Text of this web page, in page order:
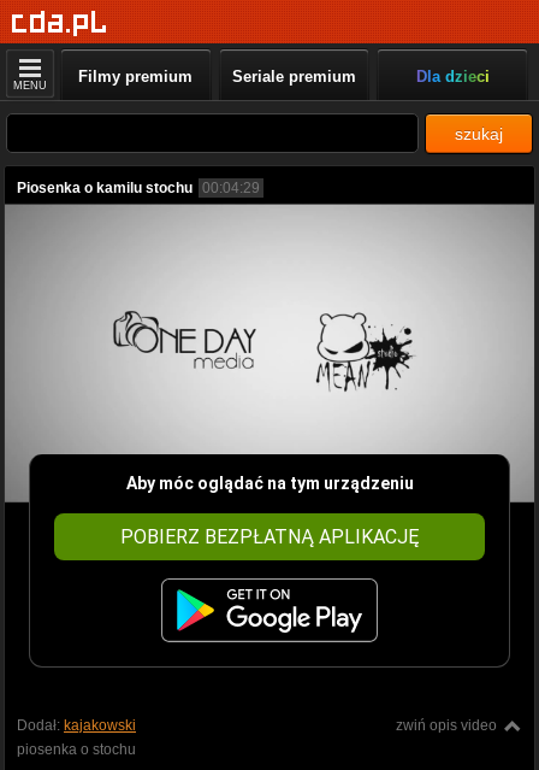
MENU Filmy premium Seriale premium Dla dzieci
szukaj
Piosenka o kamilu stochu 00:04:29
Aby móc oglądać na tym urządzeniu
POBIERZ BEZPŁATNĄ APLIKACJĘ
zwiń opis video
Dodał: kajakowski
piosenka o stochu